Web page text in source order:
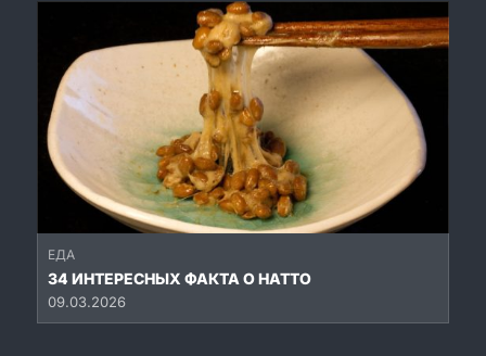
ЕДА
34 ИНТЕРЕСНЫХ ФАКТА О НАТТО
09.03.2026